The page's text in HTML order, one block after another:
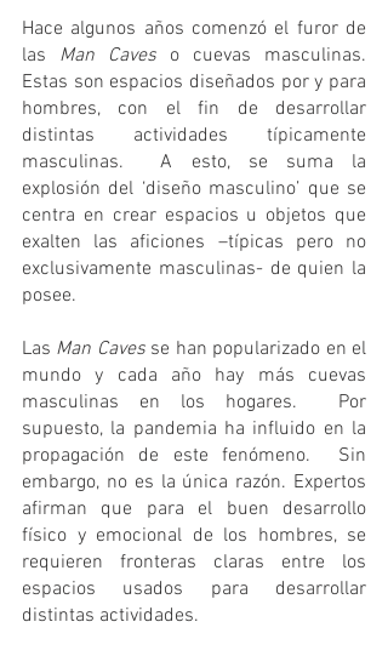
Hace algunos años comenzó el furor de
las Man Caves o cuevas masculinas.
Estas son espacios diseñados por y para
hombres, con el fin de desarrollar
distintas actividades típicamente
masculinas.  A esto, se suma la
explosión del ‘diseño masculino’ que se
centra en crear espacios u objetos que
exalten las aficiones –típicas pero no
exclusivamente masculinas- de quien la
posee.
Las Man Caves se han popularizado en el
mundo y cada año hay más cuevas
masculinas en los hogares.  Por
supuesto, la pandemia ha influido en la
propagación de este fenómeno.  Sin
embargo, no es la única razón. Expertos
afirman que para el buen desarrollo
físico y emocional de los hombres, se
requieren fronteras claras entre los
espacios usados para desarrollar
distintas actividades.